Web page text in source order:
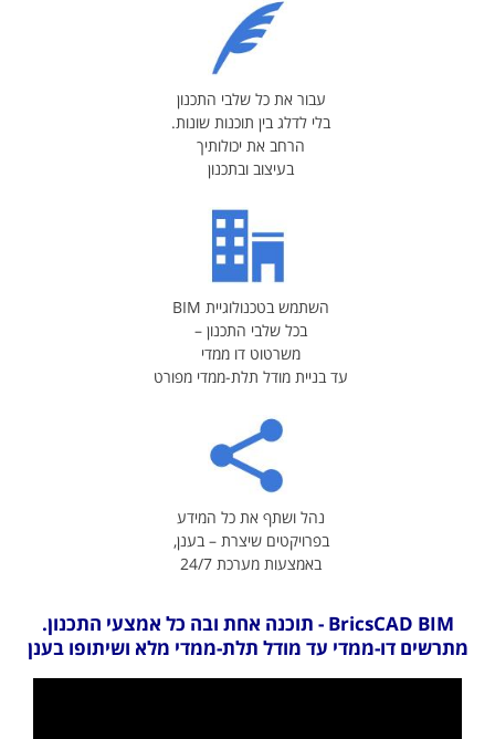
השתמש בטכנולוגיית BIM
בכל שלבי התכנון –
משרטוט דו ממדי
עד בניית מודל תלת-ממדי מפורט
נהל ושתף את כל המידע
בפרויקטים שיצרת – בענן,
באמצעות מערכת 24/7
עבור את כל שלבי התכנון
בלי לדלג בין תוכנות שונות.
הרחב את יכולותיך
בעיצוב ובתכנון
BricsCAD BIM - תוכנה אחת ובה כל אמצעי התכנון.
מתרשים דו-ממדי עד מודל תלת-ממדי מלא ושיתופו בענן